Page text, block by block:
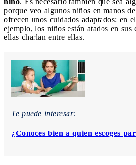
porque veo algunos niños en manos
ofrecen unos cuidados adaptados: en
ejemplo, los niños están atados en sus
ellas charlan entre ellas.
Te puede interesar:
¿Conoces bien a quien escoges